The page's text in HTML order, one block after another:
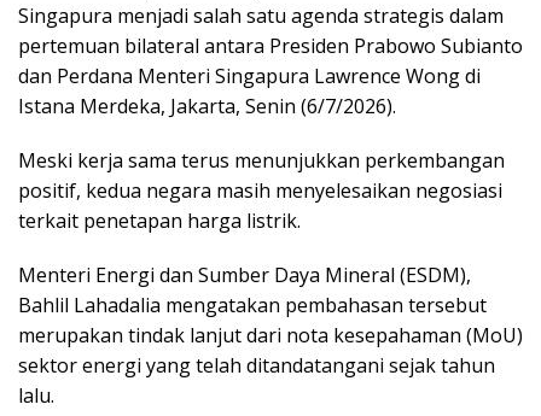
Singapura menjadi salah satu agenda strategis dalam
pertemuan bilateral antara Presiden Prabowo Subianto
dan Perdana Menteri Singapura Lawrence Wong di
Istana Merdeka, Jakarta, Senin (6/7/2026).
Meski kerja sama terus menunjukkan perkembangan
positif, kedua negara masih menyelesaikan negosiasi
terkait penetapan harga listrik.
Menteri Energi dan Sumber Daya Mineral (ESDM),
Bahlil Lahadalia mengatakan pembahasan tersebut
merupakan tindak lanjut dari nota kesepahaman (MoU)
sektor energi yang telah ditandatangani sejak tahun
lalu.